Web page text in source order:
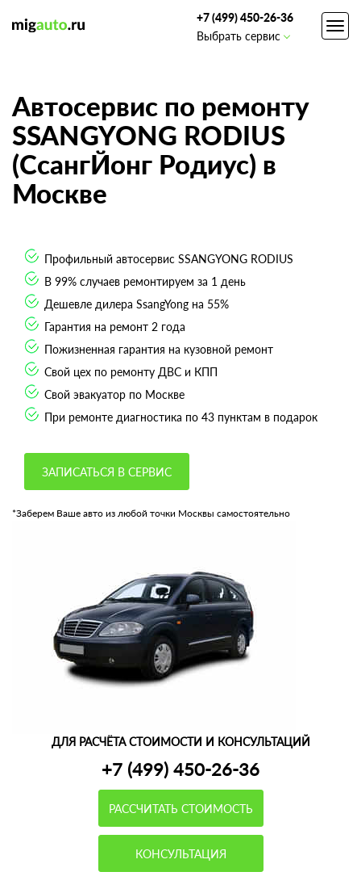
+7 (499) 450-26-36
Выбрать сервис
Автосервис по ремонту
SSANGYONG RODIUS
(СсангЙонг Родиус) в
Москве
Профильный автосервис SSANGYONG RODIUS
В 99% случаев ремонтируем за 1 день
Дешевле дилера SsangYong на 55%
Гарантия на ремонт 2 года
Пожизненная гарантия на кузовной ремонт
Свой цех по ремонту ДВС и КПП
Свой эвакуатор по Москве
При ремонте диагностика по 43 пунктам в подарок
ЗАПИСАТЬСЯ В СЕРВИС
*Заберем Ваше авто из любой точки Москвы самостоятельно
ДЛЯ РАСЧЁТА СТОИМОСТИ И КОНСУЛЬТАЦИЙ
+7 (499) 450-26-36
РАССЧИТАТЬ СТОИМОСТЬ
КОНСУЛЬТАЦИЯ